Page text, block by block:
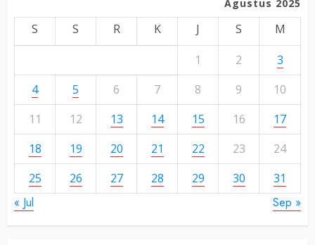
Agustus 2025
S S R K J S
M
1
2
3
4
5 6 7 8 9
10
11
12 13 14 15 16
17
18
19 20 21 22 23
24
25
26 27 28 29 30 31
« Jul Sep »